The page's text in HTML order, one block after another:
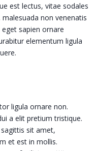
est lectus, vitae sodales
non venenatis
sapien ornare
elementum ligula
ligula ornare non.
a elit pretium tristique.
sit amet,
et est in mollis.